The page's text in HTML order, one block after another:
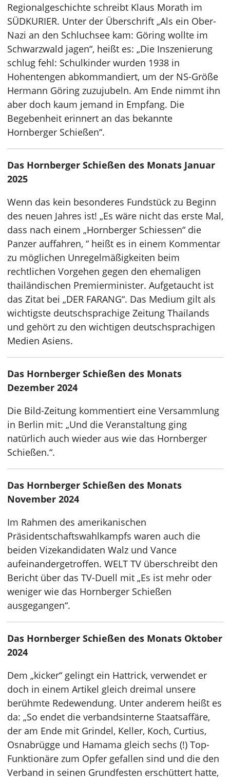
Regionalgeschichte schreibt Klaus Morath im
SÜDKURIER. Unter der Überschrift „Als ein Ober-
Nazi an den Schluchsee kam: Göring wollte im
Schwarzwald jagen“, heißt es: „Die Inszenierung
schlug fehl: Schulkinder wurden 1938 in
Hohentengen abkommandiert, um der NS-Größe
Hermann Göring zuzujubeln. Am Ende nimmt ihn
aber doch kaum jemand in Empfang. Die
Begebenheit erinnert an das bekannte
Hornberger Schießen“.
Das Hornberger Schießen des Monats Januar
2025
Wenn das kein besonderes Fundstück zu Beginn
des neuen Jahres ist! „Es wäre nicht das erste Mal,
dass nach einem „Hornberger Schiessen“ die
Panzer auffahren, “ heißt es in einem Kommentar
zu möglichen Unregelmäßigkeiten beim
rechtlichen Vorgehen gegen den ehemaligen
thailändischen Premierminister. Aufgetaucht ist
das Zitat bei „DER FARANG“. Das Medium gilt als
wichtigste deutschsprachige Zeitung Thailands
und gehört zu den wichtigen deutschsprachigen
Medien Asiens.
Das Hornberger Schießen des Monats
Dezember 2024
Die Bild-Zeitung kommentiert eine Versammlung
in Berlin mit: „Und die Veranstaltung ging
natürlich auch wieder aus wie das Hornberger
Schießen.“.
Das Hornberger Schießen des Monats
November 2024
Im Rahmen des amerikanischen
Präsidentschaftswahlkampfs waren auch die
beiden Vizekandidaten Walz und Vance
aufeinandergetroffen. WELT TV überschreibt den
Bericht über das TV-Duell mit „Es ist mehr oder
weniger wie das Hornberger Schießen
ausgegangen“.
Das Hornberger Schießen des Monats Oktober
2024
Dem „kicker“ gelingt ein Hattrick, verwendet er
doch in einem Artikel gleich dreimal unsere
berühmte Redewendung. Unter anderem heißt es
da: „So endet die verbandsinterne Staatsaffäre,
der am Ende mit Grindel, Keller, Koch, Curtius,
Osnabrügge und Hamama gleich sechs (!) Top-
Funktionäre zum Opfer gefallen sind und die den
Verband in seinen Grundfesten erschüttert hatte,